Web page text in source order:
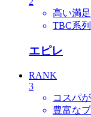
高い満
TBC系
エピレ
RANK
3
コスパ
豊富な